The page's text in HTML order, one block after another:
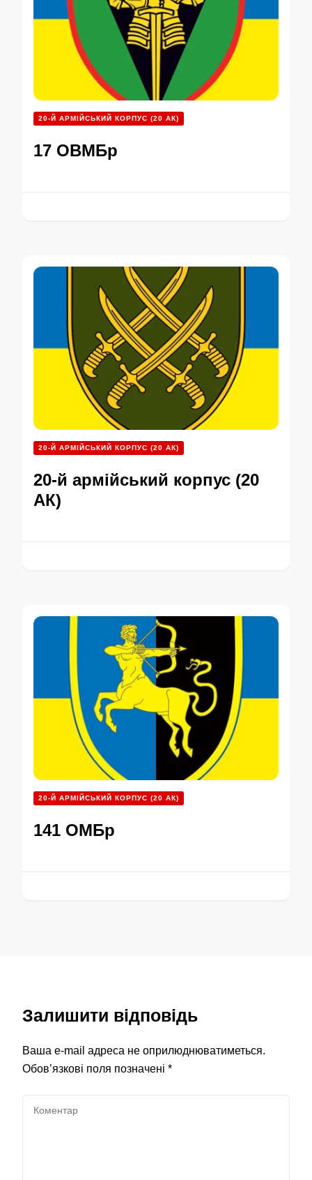
20-Й АРМІЙСЬКИЙ КОРПУС (20 АК)
17 ОВМБр
20-Й АРМІЙСЬКИЙ КОРПУС (20 АК)
20-й армійський корпус (20
АК)
20-Й АРМІЙСЬКИЙ КОРПУС (20 АК)
141 ОМБр
Залишити відповідь
Ваша e-mail адреса не оприлюднюватиметься.
Обов’язкові поля позначені *